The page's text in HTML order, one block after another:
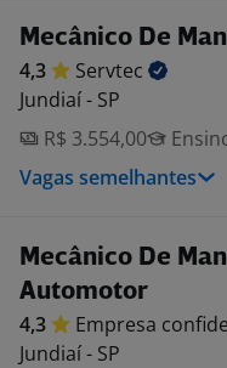
Mecânico De
4,3
Servtec
Jundiaí - SP
R$ 3.554,00
Vagas semelhantes
Mecânico De
Automotor
4,3 Empresa
Jundiaí - SP